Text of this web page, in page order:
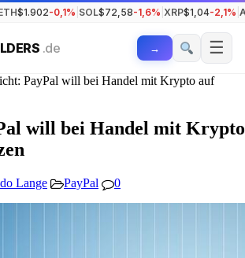
$1.902-0,1% SOL$72,58-1,6% XRP$1,04-2,1%
.de → ☰
PayPal will bei Handel mit Krypto auf
will bei Handel mit Krypto
Lange PayPal 0